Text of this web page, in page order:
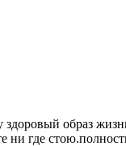
образ
ни где